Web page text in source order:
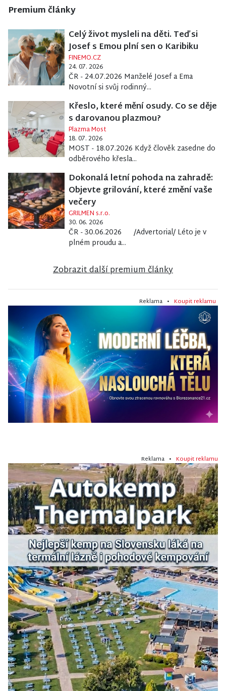
Premium články
Celý život mysleli na děti. Teď si
Josef s Emou plní sen o Karibiku
FINEMO.CZ
24. 07. 2026
ČR - 24.07.2026 Manželé Josef a Ema
Novotní si svůj rodinný...
Křeslo, které mění osudy. Co se děje
s darovanou plazmou?
Plazma Most
18. 07. 2026
MOST - 18.07.2026 Když člověk zasedne do
odběrového křesla...
Dokonalá letní pohoda na zahradě:
Objevte grilování, které změní vaše
večery
GRILMEN s.r.o.
30. 06. 2026
ČR - 30.06.2026 /Advertorial/ Léto je v
plném proudu a...
Zobrazit další premium články
Reklama • Koupit reklamu
Reklama • Koupit reklamu